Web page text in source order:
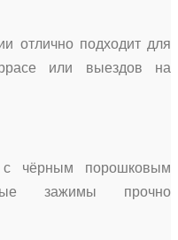
отлично подходит для
или выездов на
с чёрным порошковым
зажимы прочно